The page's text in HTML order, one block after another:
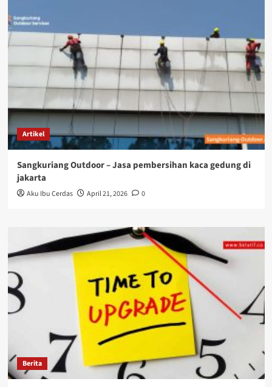
Artikel
Sangkuriang Outdoor – Jasa pembersihan kaca gedung di
jakarta
Aku Ibu Cerdas April 21, 2026 0
Berita